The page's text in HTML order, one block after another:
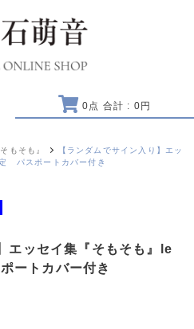
0 点 合計 : 0円
もそも』
【ランダムでサイン入り】エッ
パスポートカバー付き
エッセイ集『そもそも』le
ートカバー付き